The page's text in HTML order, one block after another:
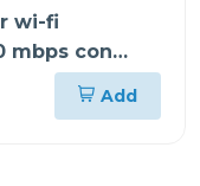
wi-fi
mbps con
855re
Add